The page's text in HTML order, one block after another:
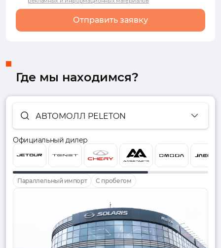
Отправить заявку
Где мы находимся?
АВТОМОЛЛ PELETON
Официальный дилер
Параллельный импорт С пробегом